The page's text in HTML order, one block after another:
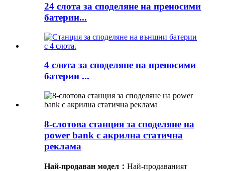
24 слота за споделяне на преносими
батерии...
4 слота за споделяне на преносими
батерии ...
8-слотова станция за споделяне на
power bank с акрилна статична
реклама
Най-продаван модел： Най-продаваният